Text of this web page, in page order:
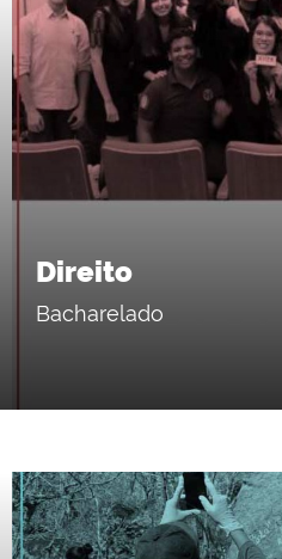
Direito
Bacharelado